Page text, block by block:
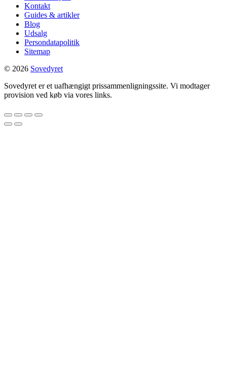
Kontakt
Guides & artikler
Blog
Udsalg
Persondatapolitik
Sitemap
© 2026 Sovedyret
Sovedyret er et uafhængigt prissammenligningssite. Vi modtager
provision ved køb via vores links.